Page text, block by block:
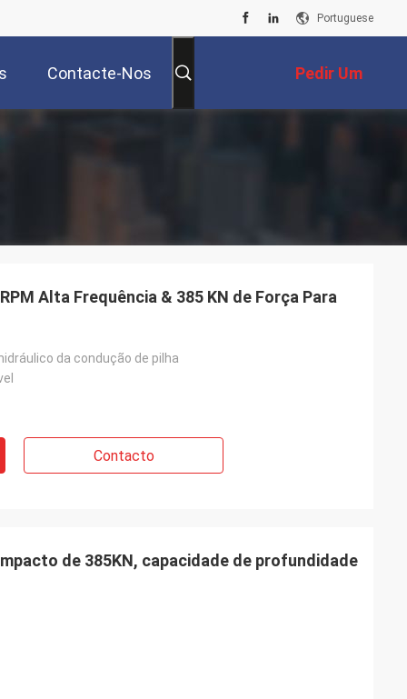
Portuguese
Contacte-Nos Pedir Um
Orçamento
Alta Frequência & 385 KN de Força Para
da condução de pilha
Contacto
de 385KN, capacidade de profundidade